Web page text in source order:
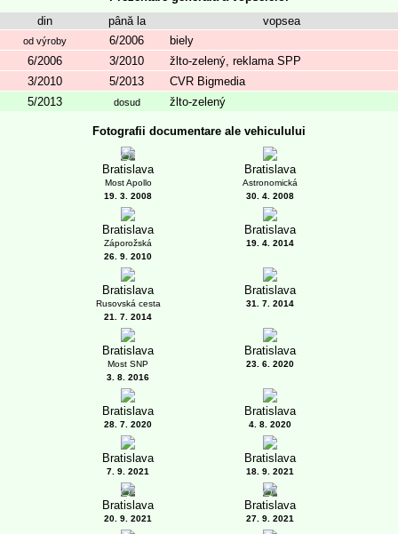
din
până la vopsea
od výroby 6/2006
biely
6/2006
3/2010
žlto-zelený, reklama SPP
3/2010
5/2013
CVR Bigmedia
5/2013
dosud žlto-zelený
Fotografii documentare ale vehiculului
3
Bratislava
Most Apollo
19. 3. 2008
Bratislava
Astronomická
30. 4. 2008
Bratislava
Záporožská
26. 9. 2010
Bratislava
19. 4. 2014
Bratislava
Rusovská cesta
21. 7. 2014
Bratislava
31. 7. 2014
Bratislava
Most SNP
3. 8. 2016
Bratislava
23. 6. 2020
Bratislava
28. 7. 2020
Bratislava
4. 8. 2020
Bratislava
7. 9. 2021
Bratislava
18. 9. 2021
1
Bratislava
20. 9. 2021
6
Bratislava
27. 9. 2021